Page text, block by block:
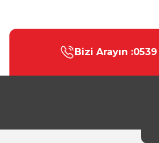
Görüş ve önerileriniz için teşekkür
Ürün resmi kalitesiz, bozuk veya
Ürün açıklamasında eksik bilgiler
Bizi Arayın :0539